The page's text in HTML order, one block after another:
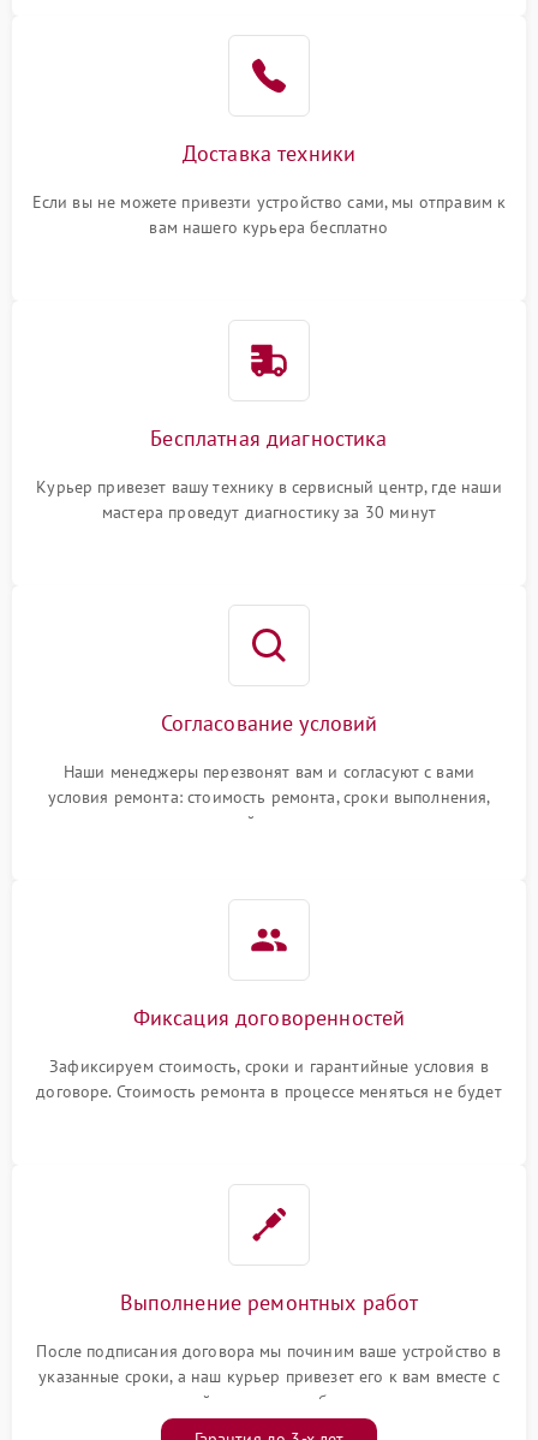
Доставка техники
Если вы не можете привезти устройство сами, мы отправим к
вам нашего курьера бесплатно
Бесплатная диагностика
Курьер привезет вашу технику в сервисный центр, где наши
мастера проведут диагностику за 30 минут
Согласование условий
Наши менеджеры перезвонят вам и согласуют с вами
условия ремонта: стоимость ремонта, сроки выполнения,
гарантийные условия
Фиксация договоренностей
Зафиксируем стоимость, сроки и гарантийные условия в
договоре. Стоимость ремонта в процессе меняться не будет
Выполнение ремонтных работ
После подписания договора мы починим ваше устройство в
указанные сроки, а наш курьер привезет его к вам вместе с
гарантийным талоном бесплатно